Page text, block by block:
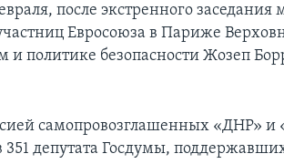
после экстренного заседания
Евросоюза в Париже
политике безопасности Жозеп
самопровозглашенных «ДНР» и
351 депутата Госдумы,